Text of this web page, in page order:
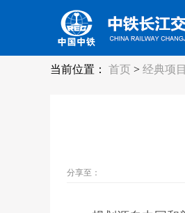
当前位置： 首页 > 经典项目
分享至：